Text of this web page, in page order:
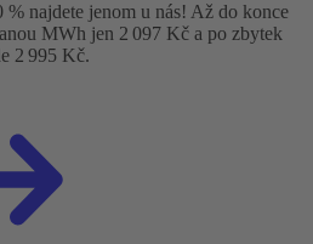
najdete jenom u nás! Až do konce
MWh jen 2 097 Kč a po zbytek
2 995 Kč.